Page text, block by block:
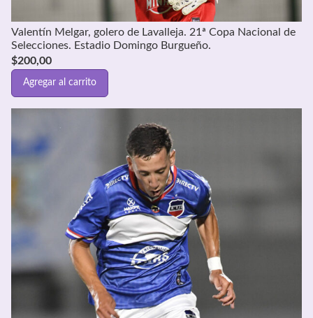
Valentín Melgar, golero de Lavalleja. 21ª Copa Nacional de
Selecciones. Estadio Domingo Burgueño.
$200,00
Agregar al carrito